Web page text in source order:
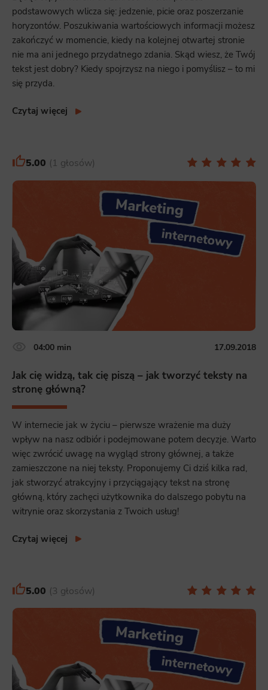
podstawowych wlicza się: jedzenie, picie oraz poszerzanie
horyzontów. Poszukiwania wartościowych informacji możesz
zakończyć w momencie, kiedy na kolejnej otwartej stronie
nie ma ani jednego przydatnego zdania. Skąd wiesz, że Twój
tekst jest dobry? Kiedy spojrzysz na niego i pomyślisz – to mi
się przyda.
Czytaj więcej
5.00 1 głosów
04:00 min 17.09.2018
Jak cię widzą, tak cię piszą – jak tworzyć teksty na
stronę główną?
W internecie jak w życiu – pierwsze wrażenie ma duży
wpływ na nasz odbiór i podejmowane potem decyzje. Warto
więc zwrócić uwagę na wygląd strony głównej, a także
zamieszczone na niej teksty. Proponujemy Ci dziś kilka rad,
jak stworzyć atrakcyjny i przyciągający tekst na stronę
główną, który zachęci użytkownika do dalszego pobytu na
witrynie oraz skorzystania z Twoich usług!
Czytaj więcej
5.00 3 głosów